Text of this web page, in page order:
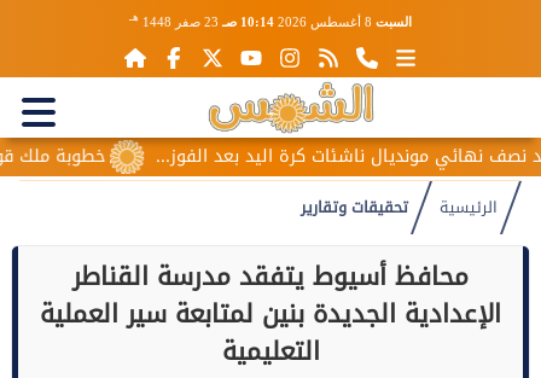
السبت 10:14 صـ 23 صفر 1448 هـ
خطوبة ملك قورة ويوسف ناشئات كرة اليد بعد الفوز...
الرئيسية تحقيقات وتقارير
محافظ أسيوط يتفقد مدرسة القناطر
الإعدادية الجديدة بنين لمتابعة سير العملية
التعليمية